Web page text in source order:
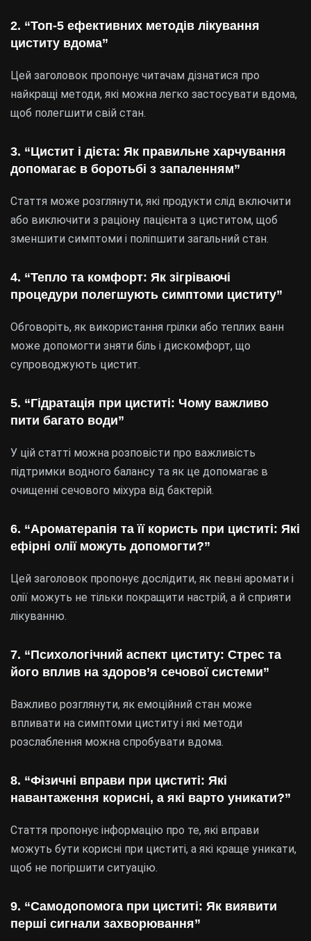
2. “Топ-5 ефективних методів лікування
циститу вдома”
Цей заголовок пропонує читачам дізнатися про
найкращі методи, які можна легко застосувати вдома,
щоб полегшити свій стан.
3. “Цистит і дієта: Як правильне харчування
допомагає в боротьбі з запаленням”
Стаття може розглянути, які продукти слід включити
або виключити з раціону пацієнта з циститом, щоб
зменшити симптоми і поліпшити загальний стан.
4. “Тепло та комфорт: Як зігріваючі
процедури полегшують симптоми циститу”
Обговоріть, як використання грілки або теплих ванн
може допомогти зняти біль і дискомфорт, що
супроводжують цистит.
5. “Гідратація при циститі: Чому важливо
пити багато води”
У цій статті можна розповісти про важливість
підтримки водного балансу та як це допомагає в
очищенні сечового міхура від бактерій.
6. “Ароматерапія та її користь при циститі: Які
ефірні олії можуть допомогти?”
Цей заголовок пропонує дослідити, як певні аромати і
олії можуть не тільки покращити настрій, а й сприяти
лікуванню.
7. “Психологічний аспект циститу: Стрес та
його вплив на здоров’я сечової системи”
Важливо розглянути, як емоційний стан може
впливати на симптоми циститу і які методи
розслаблення можна спробувати вдома.
8. “Фізичні вправи при циститі: Які
навантаження корисні, а які варто уникати?”
Стаття пропонує інформацію про те, які вправи
можуть бути корисні при циститі, а які краще уникати,
щоб не погіршити ситуацію.
9. “Самодопомога при циститі: Як виявити
перші сигнали захворювання”